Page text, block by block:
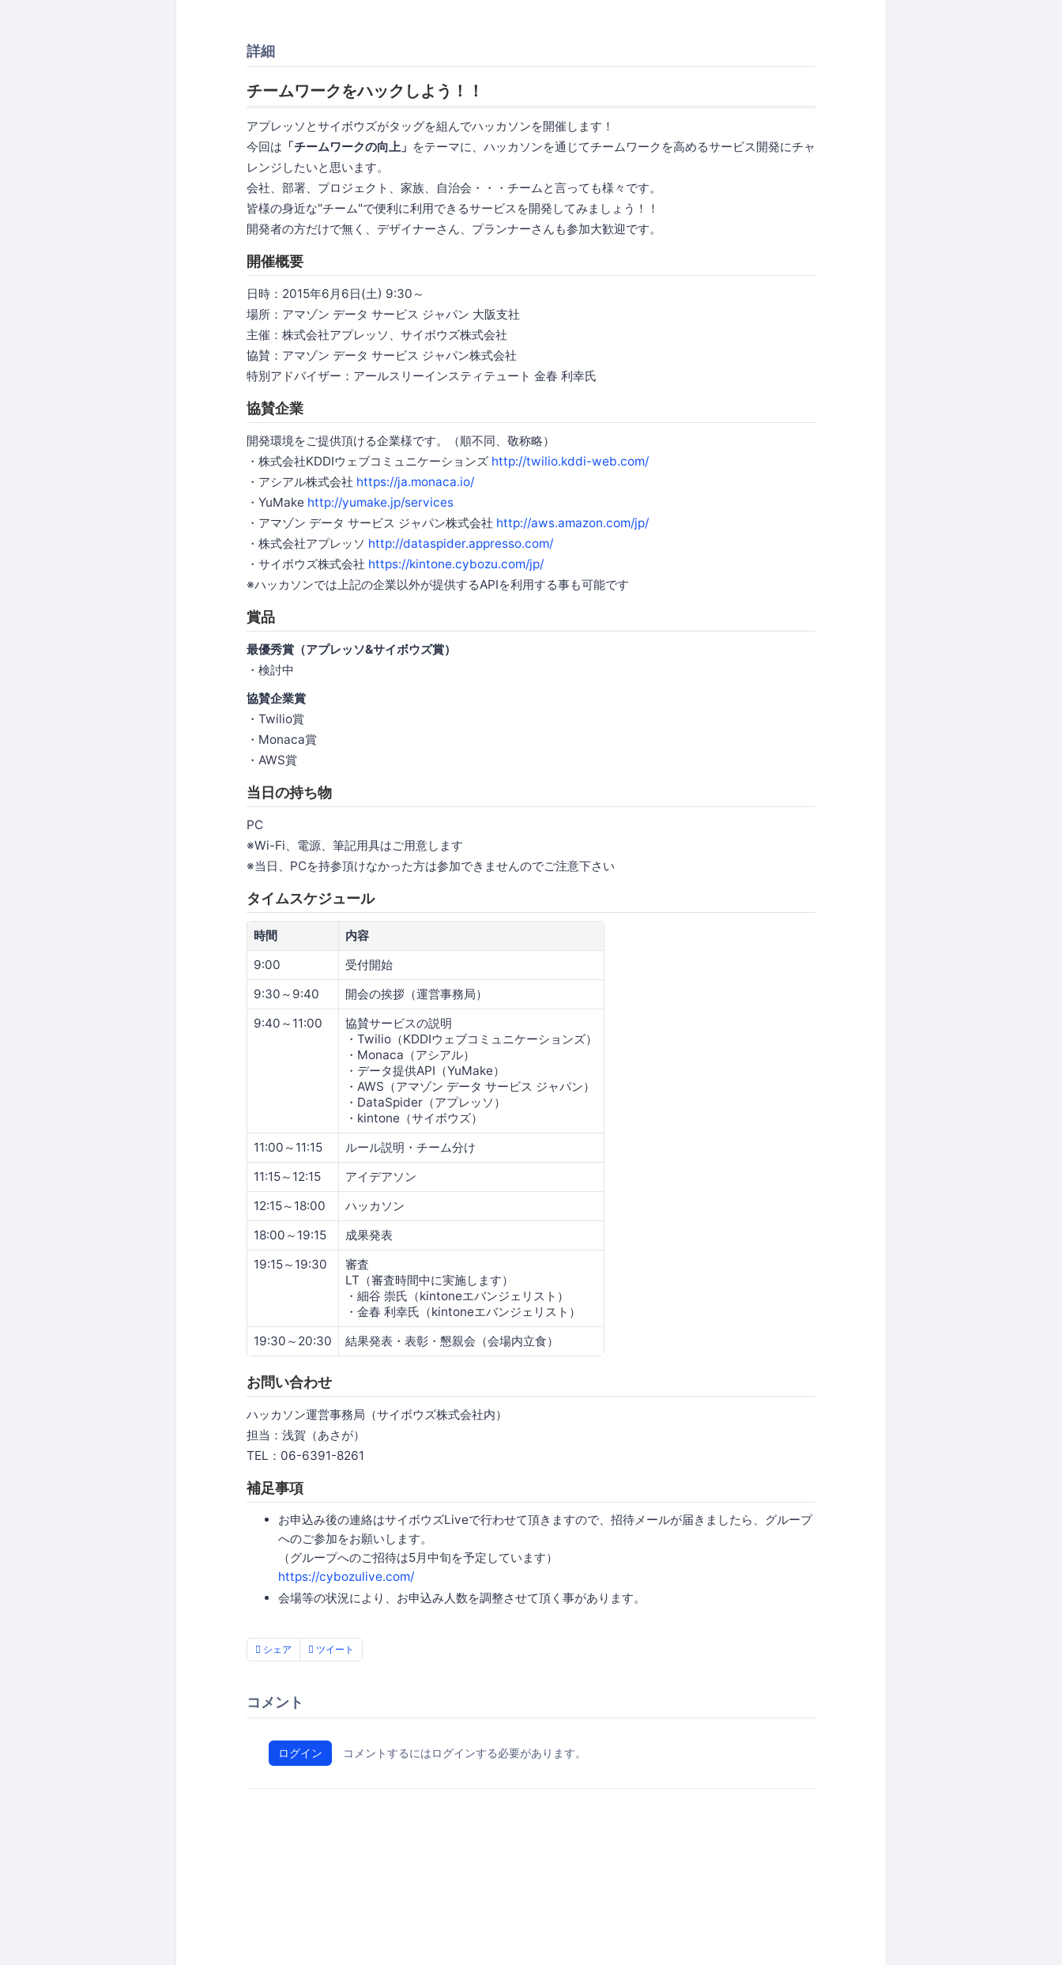
詳細
チームワークをハックしよう！！
アプレッソとサイボウズがタッグを組んでハッカソンを開催します！
今回は 「チームワークの向上」 をテーマに、ハッカソンを通じてチームワークを高めるサービス開発にチャ
レンジしたいと思います。
会社、部署、プロジェクト、家族、自治会・・・チームと言っても様々です。
皆様の身近な"チーム"で便利に利用できるサービスを開発してみましょう！！
開発者の方だけで無く、デザイナーさん、プランナーさんも参加大歓迎です。
開催概要
日時：2015年6月6日(土) 9:30～
場所：アマゾン データ サービス ジャパン 大阪支社
主催：株式会社アプレッソ、サイボウズ株式会社
協賛：アマゾン データ サービス ジャパン株式会社
特別アドバイザー：アールスリーインスティテュート 金春 利幸氏
協賛企業
開発環境をご提供頂ける企業様です。（順不同、敬称略）
・株式会社KDDIウェブコミュニケーションズ http://twilio.kddi-web.com/
・アシアル株式会社 https://ja.monaca.io/
・YuMake http://yumake.jp/services
・アマゾン データ サービス ジャパン株式会社 http://aws.amazon.com/jp/
・株式会社アプレッソ http://dataspider.appresso.com/
・サイボウズ株式会社 https://kintone.cybozu.com/jp/
※ハッカソンでは上記の企業以外が提供するAPIを利用する事も可能です
賞品
最優秀賞（アプレッソ&サイボウズ賞）
・検討中
協賛企業賞
・Twilio賞
・Monaca賞
・AWS賞
当日の持ち物
PC
※Wi-Fi、電源、筆記用具はご用意します
※当日、PCを持参頂けなかった方は参加できませんのでご注意下さい
タイムスケジュール
時間
内容
9:00
受付開始
9:30～9:40
開会の挨拶（運営事務局）
9:40～11:00
協賛サービスの説明
・Twilio（KDDIウェブコミュニケーションズ）
・Monaca（アシアル）
・データ提供API（YuMake）
・AWS（アマゾン データ サービス ジャパン）
・DataSpider（アプレッソ）
・kintone（サイボウズ）
11:00～11:15
ルール説明・チーム分け
11:15～12:15
アイデアソン
12:15～18:00
ハッカソン
18:00～19:15
成果発表
19:15～19:30
審査
LT（審査時間中に実施します）
・細谷 崇氏（kintoneエバンジェリスト）
・金春 利幸氏（kintoneエバンジェリスト）
19:30～20:30
結果発表・表彰・懇親会（会場内立食）
お問い合わせ
ハッカソン運営事務局（サイボウズ株式会社内）
担当：浅賀（あさが）
TEL：06-6391-8261
補足事項
お申込み後の連絡はサイボウズLiveで行わせて頂きますので、招待メールが届きましたら、グループ
へのご参加をお願いします。
（グループへのご招待は5月中旬を予定しています）
https://cybozulive.com/
会場等の状況により、お申込み人数を調整させて頂く事があります。
シェア ツイート
コメント
ログイン コメントするにはログインする必要があります。